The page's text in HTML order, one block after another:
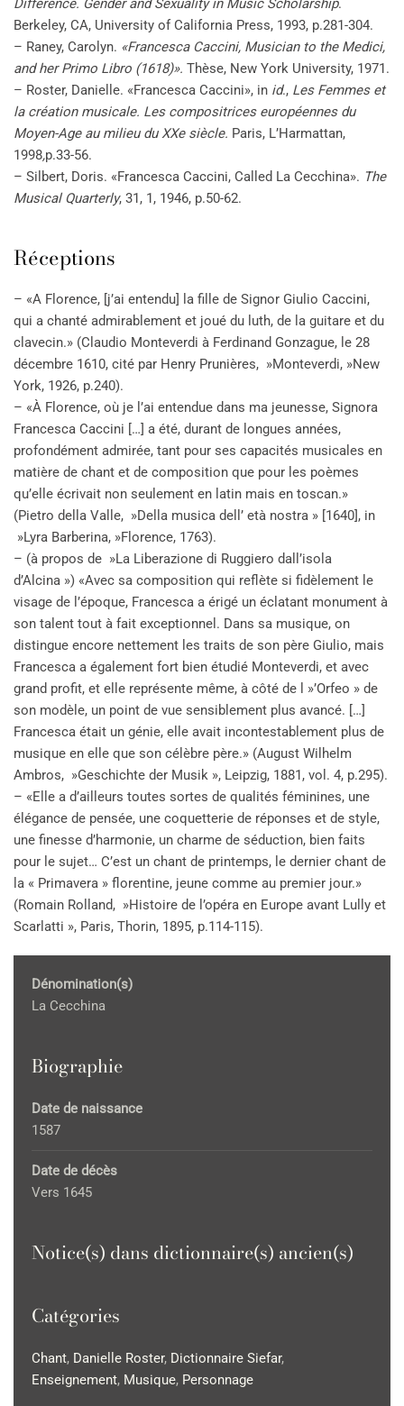
Difference. Gender and Sexuality in Music Scholarship.
Berkeley, CA, University of California Press, 1993, p.281-304.
– Raney, Carolyn. «Francesca Caccini, Musician to the Medici,
and her Primo Libro (1618)». Thèse, New York University, 1971.
– Roster, Danielle. «Francesca Caccini», in id., Les Femmes et
la création musicale. Les compositrices européennes du
Moyen-Age au milieu du XXe siècle. Paris, L’Harmattan,
1998,p.33-56.
– Silbert, Doris. «Francesca Caccini, Called La Cecchina». The
Musical Quarterly, 31, 1, 1946, p.50-62.
Réceptions
– «A Florence, [j’ai entendu] la fille de Signor Giulio Caccini,
qui a chanté admirablement et joué du luth, de la guitare et du
clavecin.» (Claudio Monteverdi à Ferdinand Gonzague, le 28
décembre 1610, cité par Henry Prunières, »Monteverdi, »New
York, 1926, p.240).
– «À Florence, où je l’ai entendue dans ma jeunesse, Signora
Francesca Caccini […] a été, durant de longues années,
profondément admirée, tant pour ses capacités musicales en
matière de chant et de composition que pour les poèmes
qu’elle écrivait non seulement en latin mais en toscan.»
(Pietro della Valle, »Della musica dell’ età nostra » [1640], in
»Lyra Barberina, »Florence, 1763).
– (à propos de »La Liberazione di Ruggiero dall’isola
d’Alcina ») «Avec sa composition qui reflète si fidèlement le
visage de l’époque, Francesca a érigé un éclatant monument à
son talent tout à fait exceptionnel. Dans sa musique, on
distingue encore nettement les traits de son père Giulio, mais
Francesca a également fort bien étudié Monteverdi, et avec
grand profit, et elle représente même, à côté de l »’Orfeo » de
son modèle, un point de vue sensiblement plus avancé. […]
Francesca était un génie, elle avait incontestablement plus de
musique en elle que son célèbre père.» (August Wilhelm
Ambros, »Geschichte der Musik », Leipzig, 1881, vol. 4, p.295).
– «Elle a d’ailleurs toutes sortes de qualités féminines, une
élégance de pensée, une coquetterie de réponses et de style,
une finesse d’harmonie, un charme de séduction, bien faits
pour le sujet… C’est un chant de printemps, le dernier chant de
la « Primavera » florentine, jeune comme au premier jour.»
(Romain Rolland, »Histoire de l’opéra en Europe avant Lully et
Scarlatti », Paris, Thorin, 1895, p.114-115).
Dénomination(s)
La Cecchina
Biographie
Date de naissance
1587
Date de décès
Vers 1645
Notice(s) dans dictionnaire(s) ancien(s)
Catégories
Chant, Danielle Roster, Dictionnaire Siefar,
Enseignement, Musique, Personnage